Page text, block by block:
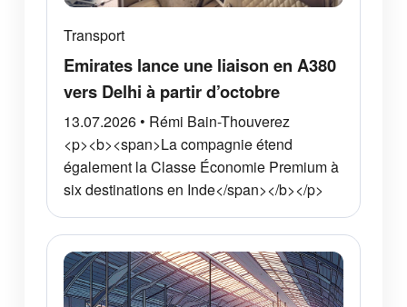
Transport
Emirates lance une liaison en A380
vers Delhi à partir d’octobre
13.07.2026 • Rémi Bain-Thouverez
<p><b><span>La compagnie étend
également la Classe Économie Premium à
six destinations en Inde</span></b></p>